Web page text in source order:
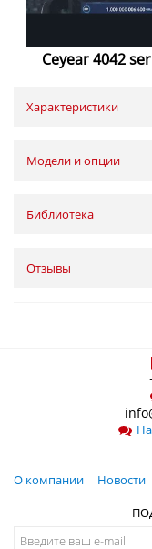
Ceyear 4042
Характеристики
Модели и опции
Библиотека
Отзывы
О компании Новости